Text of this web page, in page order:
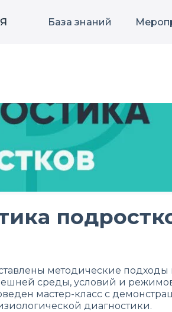
База знаний
методические
среды, условий и
мастер-класс с
диагностики.